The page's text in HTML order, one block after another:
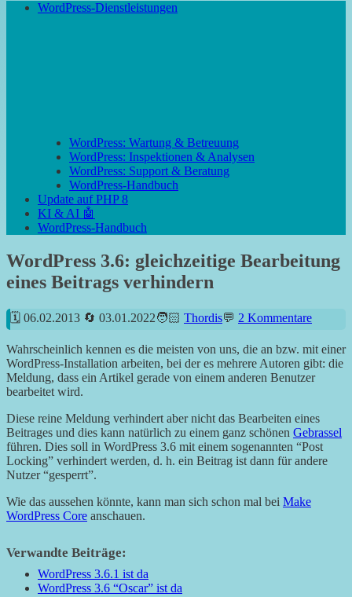
WordPress-Dienstleistungen
WordPress: Wartung & Betreuung
WordPress: Inspektionen & Analysen
WordPress: Support & Beratung
WordPress-Handbuch
Update auf PHP 8
KI & AI 🤖
WordPress-Handbuch
WordPress 3.6: gleichzeitige Bearbeitung
eines Beitrags verhindern
06.02.2013 03.01.2022 Thordis 2 Kommentare
Wahrscheinlich kennen es die meisten von uns, die an bzw. mit einer
WordPress-Installation arbeiten, bei der es mehrere Autoren gibt: die
Meldung, dass ein Artikel gerade von einem anderen Benutzer
bearbeitet wird.
Diese reine Meldung verhindert aber nicht das Bearbeiten eines
Beitrages und dies kann natürlich zu einem ganz schönen Gebrassel
führen. Dies soll in WordPress 3.6 mit einem sogenannten “Post
Locking” verhindert werden, d. h. ein Beitrag ist dann für andere
Nutzer “gesperrt”.
Wie das aussehen könnte, kann man sich schon mal bei Make
WordPress Core anschauen.
Verwandte Beiträge:
WordPress 3.6.1 ist da
WordPress 3.6 “Oscar” ist da